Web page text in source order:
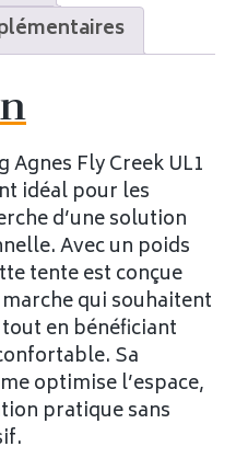
Agnes Fly Creek UL1
idéal pour les
d’une solution
Avec un poids
tente est conçue
qui souhaitent
en bénéficiant
Sa
optimise l’espace,
pratique sans